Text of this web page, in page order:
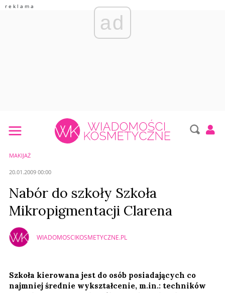
ad
MAKIJAŻ
20.01.2009 00:00
Nabór do szkoły Szkoła
Mikropigmentacji Clarena
WIADOMOSCIKOSMETYCZNE.PL
Szkoła kierowana jest do osób posiadających co
najmniej średnie wykształcenie, m.in.: techników